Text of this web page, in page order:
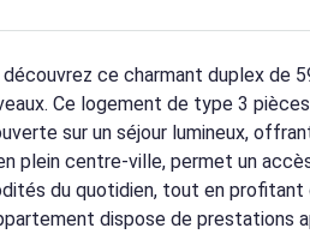
ce charmant duplex de
Ce logement de type 3
sur un séjour lumineux,
plein centre-ville, permet un
du quotidien, tout en profitant
dispose de prestations